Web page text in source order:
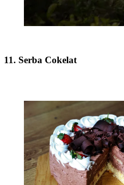
11. Serba Cokelat